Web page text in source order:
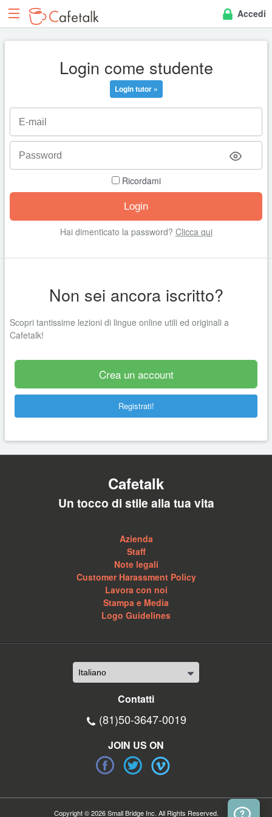
Accedi
Login come studente
Login tutor »
Ricordami
Hai dimenticato la password? Clicca qui
Non sei ancora iscritto?
Scopri tantissime lezioni di lingue online utili ed originali a
Cafetalk!
Crea un account
Registrati!
Cafetalk
Un tocco di stile alla tua vita
Azienda
Staff
Note legali
Customer Harassment Policy
Lavora con noi
Stampa e Media
Logo Guidelines
Contatti
(81)50-3647-0019
JOIN US ON
Copyright © 2026 Small Bridge Inc. All Rights Reserved.